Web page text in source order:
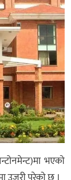
भएको